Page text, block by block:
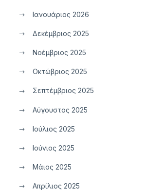
Ιανουάριος 2026
Δεκέμβριος 2025
Νοέμβριος 2025
Οκτώβριος 2025
Σεπτέμβριος 2025
Αύγουστος 2025
Ιούλιος 2025
Ιούνιος 2025
Μάιος 2025
Απρίλιος 2025